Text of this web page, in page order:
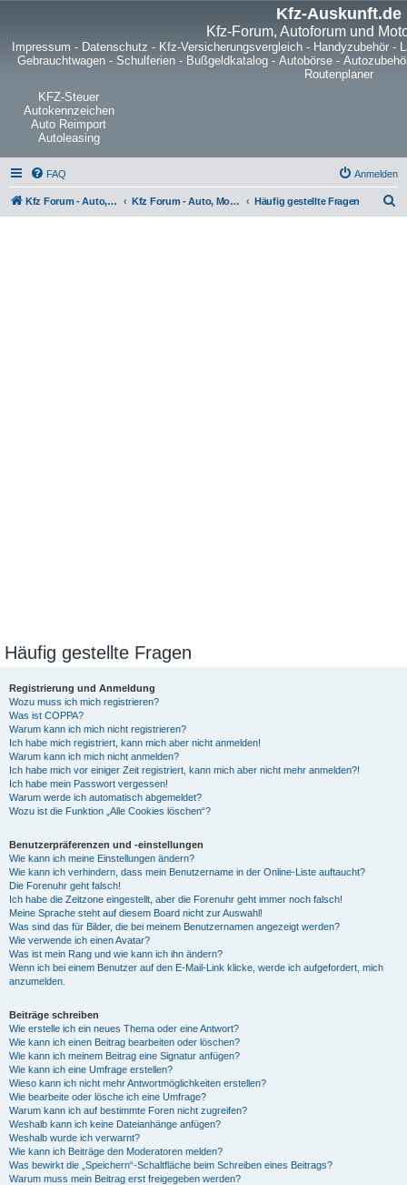
Kfz-Auskunft.de
Kfz-Forum, Autoforum und
Impressum - Datenschutz - Kfz-Versicherungsvergleich - Handyzubehör -
Gebrauchtwagen- Schulferien- Bußgeldkatalog- Autobörse-
Routenplaner
KFZ-Steuer
Autokennzeichen
Auto Reimport
Autoleasing
FAQ Anmelden
Kfz Forum - Auto, Motorrad und LKW Kfz Forum - Auto, Motorrad und LKW Häufig gestellte Fragen
Häufig gestellte Fragen
Registrierung und Anmeldung
Wozu muss ich mich registrieren?
Was ist COPPA?
Warum kann ich mich nicht registrieren?
Ich habe mich registriert, kann mich aber nicht anmelden!
Warum kann ich mich nicht anmelden?
Ich habe mich vor einiger Zeit registriert, kann mich aber nicht mehr anmelden?!
Ich habe mein Passwort vergessen!
Warum werde ich automatisch abgemeldet?
Wozu ist die Funktion „Alle Cookies löschen“?
Benutzerpräferenzen und -einstellungen
Wie kann ich meine Einstellungen ändern?
Wie kann ich verhindern, dass mein Benutzername in der Online-Liste auftaucht?
Die Forenuhr geht falsch!
Ich habe die Zeitzone eingestellt, aber die Forenuhr geht immer noch falsch!
Meine Sprache steht auf diesem Board nicht zur Auswahl!
Was sind das für Bilder, die bei meinem Benutzernamen angezeigt werden?
Wie verwende ich einen Avatar?
Was ist mein Rang und wie kann ich ihn ändern?
Wenn ich bei einem Benutzer auf den E-Mail-Link klicke, werde ich aufgefordert, mich
anzumelden.
Beiträge schreiben
Wie erstelle ich ein neues Thema oder eine Antwort?
Wie kann ich einen Beitrag bearbeiten oder löschen?
Wie kann ich meinem Beitrag eine Signatur anfügen?
Wie kann ich eine Umfrage erstellen?
Wieso kann ich nicht mehr Antwortmöglichkeiten erstellen?
Wie bearbeite oder lösche ich eine Umfrage?
Warum kann ich auf bestimmte Foren nicht zugreifen?
Weshalb kann ich keine Dateianhänge anfügen?
Weshalb wurde ich verwarnt?
Wie kann ich Beiträge den Moderatoren melden?
Was bewirkt die „Speichern“-Schaltfläche beim Schreiben eines Beitrags?
Warum muss mein Beitrag erst freigegeben werden?